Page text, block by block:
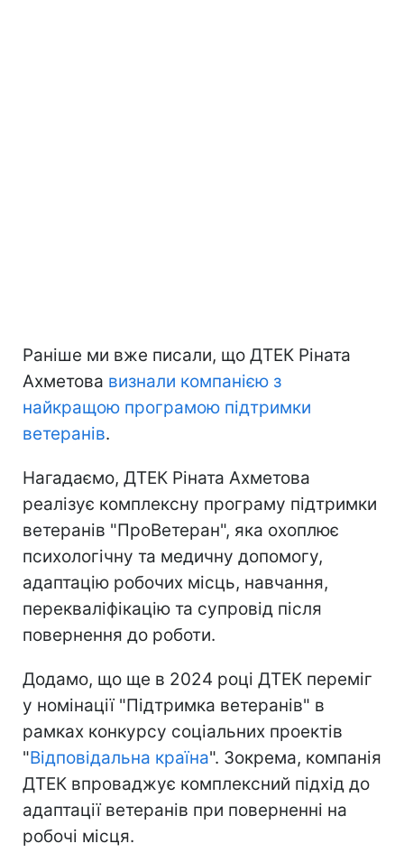
Раніше ми вже писали, що ДТЕК Ріната
Ахметова визнали компанією з
найкращою програмою підтримки
ветеранів.
Нагадаємо, ДТЕК Ріната Ахметова
реалізує комплексну програму підтримки
ветеранів "ПроВетеран", яка охоплює
психологічну та медичну допомогу,
адаптацію робочих місць, навчання,
перекваліфікацію та супровід після
повернення до роботи.
Додамо, що ще в 2024 році ДТЕК переміг
у номінації "Підтримка ветеранів" в
рамках конкурсу соціальних проектів
"Відповідальна країна". Зокрема, компанія
ДТЕК впроваджує комплексний підхід до
адаптації ветеранів при поверненні на
робочі місця.